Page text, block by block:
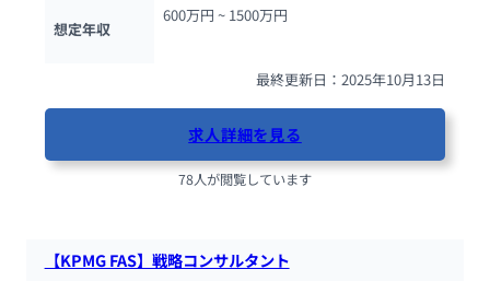
想定年収
600万円 ~ 1500万円
最終更新日：2025年10月13日
求人詳細を見る
78人が閲覧しています
【KPMG FAS】戦略コンサルタント